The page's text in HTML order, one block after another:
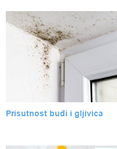
Prisutnost buđi i gljivica